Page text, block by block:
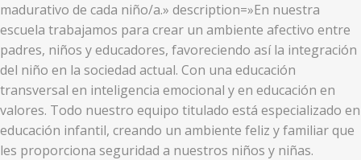
madurativo de cada niño/a.» description=»En nuestra
escuela trabajamos para crear un ambiente afectivo entre
padres, niños y educadores, favoreciendo así la integración
del niño en la sociedad actual. Con una educación
transversal en inteligencia emocional y en educación en
valores. Todo nuestro equipo titulado está especializado en
educación infantil, creando un ambiente feliz y familiar que
les proporciona seguridad a nuestros niños y niñas.